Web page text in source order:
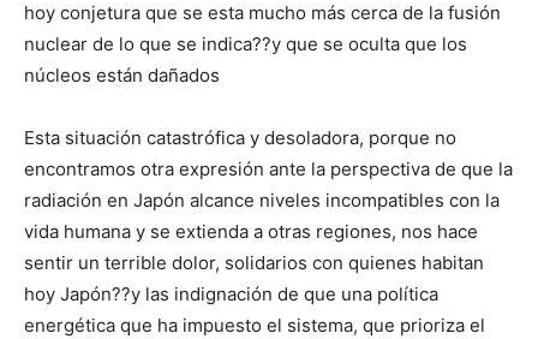
hoy conjetura que se esta mucho más cerca de la fusión
nuclear de lo que se indica??y que se oculta que los
núcleos están dañados
Esta situación catastrófica y desoladora, porque no
encontramos otra expresión ante la perspectiva de que la
radiación en Japón alcance niveles incompatibles con la
vida humana y se extienda a otras regiones, nos hace
sentir un terrible dolor, solidarios con quienes habitan
hoy Japón??y las indignación de que una política
energética que ha impuesto el sistema, que prioriza el